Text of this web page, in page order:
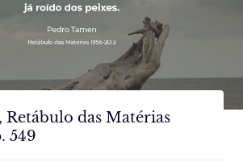
Retábulo das Matérias
549